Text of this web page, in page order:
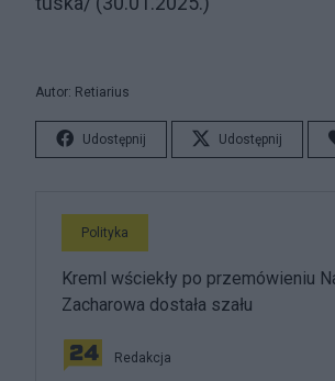
Autor: Retiarius
Udostępnij Udostępnij
Polityka
Kreml wściekły po przemówieniu
Zacharowa dostała szału
Redakcja